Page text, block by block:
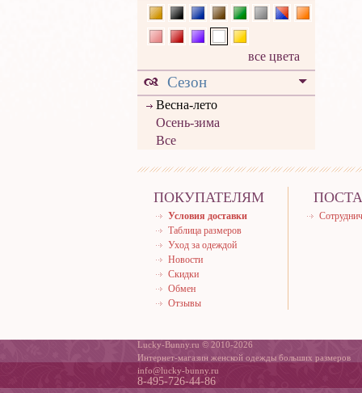
все цвета
Сезон
Весна-лето
Осень-зима
Все
ПОКУПАТЕЛЯМ
Условия доставки
Таблица размеров
Уход за одеждой
Новости
Скидки
Обмен
Отзывы
Lucky-Bunny.ru © 2010-2026
Интернет-магазин женской одежды больших размеров
info@lucky-bunny.ru
8-495-726-44-86